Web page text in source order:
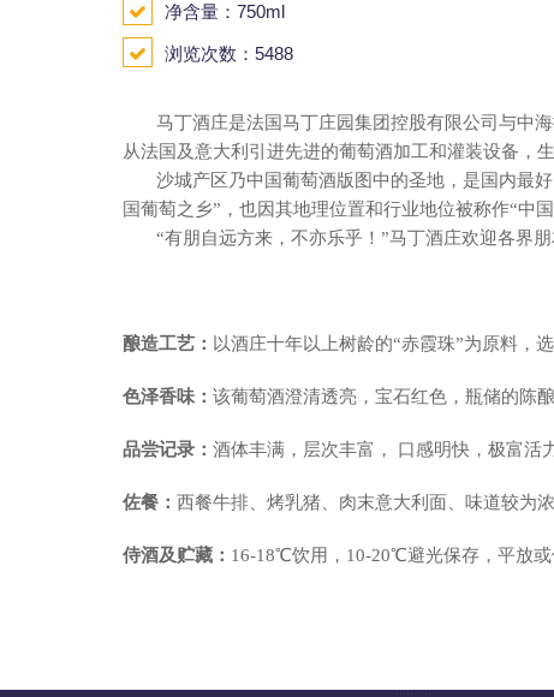
净含量：750ml
浏览次数：5488
马丁酒庄是法国马丁庄园集团控股有限公司与中海
从法国及意大利引进先进的葡萄酒加工和灌装设备，
沙城产区乃中国葡萄酒版图中的圣地，是国内最好
国葡萄之乡”，也因其地理位置和行业地位被称作“中
“有朋自远方来，不亦乐乎！”马丁酒庄欢迎各界朋
酿造工艺： 以酒庄十年以上树龄的“赤霞珠”为原料，
色泽香味： 该葡萄酒澄清透亮，宝石红色，瓶储的陈
品尝记录： 酒体丰满，层次丰富， 口感明快，极富活
佐餐： 西餐牛排、烤乳猪、肉末意大利面、味道较为浓
侍酒及贮藏： 16-18℃饮用，10-20℃避光保存，平放或